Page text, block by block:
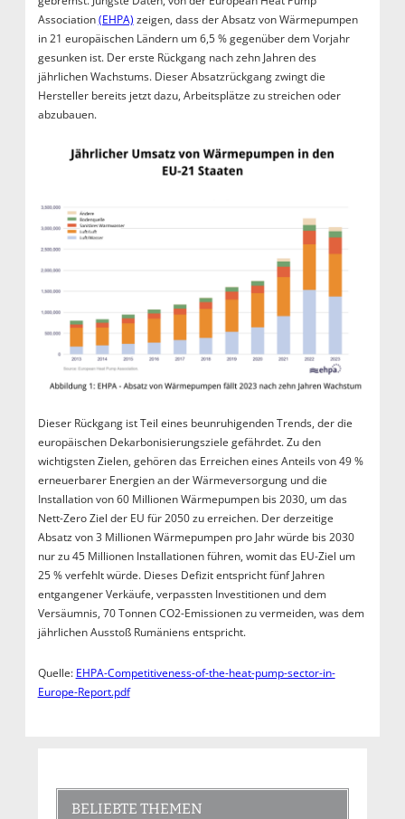
Association(EHPA) zeigen, dass der Absatz von Wärmepumpen
in 21 europäischen Ländern um 6,5 % gegenüber dem Vorjahr
gesunken ist. Der erste Rückgang nach zehn Jahren des
jährlichen Wachstums. Dieser Absatzrückgang zwingt die
Hersteller bereits jetzt dazu, Arbeitsplätze zu streichen oder
abzubauen.
Dieser Rückgang ist Teil eines beunruhigenden Trends, der die
europäischen Dekarbonisierungsziele gefährdet. Zu den
wichtigsten Zielen, gehören das Erreichen eines Anteils von 49 %
erneuerbarer Energien an der Wärmeversorgung und die
Installation von 60 Millionen Wärmepumpen bis 2030, um das
Nett-Zero Ziel der EU für 2050 zu erreichen. Der derzeitige
Absatz von 3 Millionen Wärmepumpen pro Jahr würde bis 2030
nur zu 45 Millionen Installationen führen, womit das EU-Ziel um
25 % verfehlt würde. Dieses Defizit entspricht fünf Jahren
entgangener Verkäufe, verpassten Investitionen und dem
Versäumnis, 70 Tonnen CO2-Emissionen zu vermeiden, was dem
jährlichen Ausstoß Rumäniens entspricht.
Quelle: EHPA-Competitiveness-of-the-heat-pump-sector-in-
Europe-Report.pdf
BELIEBTE THEMEN